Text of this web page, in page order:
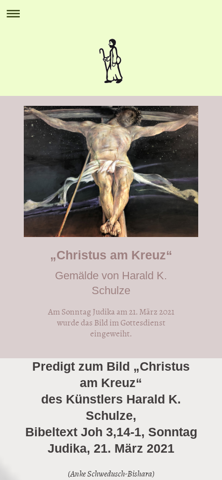
„Christus am Kreuz“
Gemälde von Harald K.
Schulze
Am Sonntag Judika am 21. März 2021
wurde das Bild im Gottesdienst
eingeweiht.
Predigt zum Bild „Christus
am Kreuz“
des Künstlers Harald K.
Schulze,
Bibeltext Joh 3,14-1, Sonntag
Judika, 21. März 2021
(Anke Schwedusch-Bishara)